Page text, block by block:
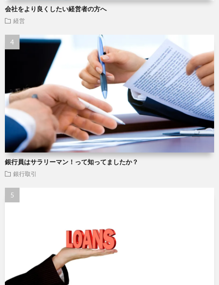
会社をより良くしたい経営者の方へ
経営
銀行員はサラリーマン！って知ってましたか？
銀行取引